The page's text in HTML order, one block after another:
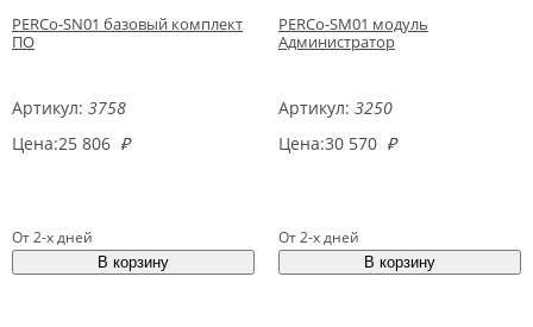
PERCo-SN01 базовый комплект
ПО
Артикул: 3758
Цена:25 806 ₽
От 2-х дней
PERCo-SM01 модуль
Администратор
Артикул: 3250
Цена:30 570 ₽
От 2-х дней